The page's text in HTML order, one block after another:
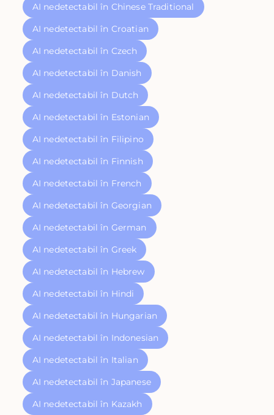
AI nedetectabil în Chinese Traditional
AI nedetectabil în Croatian
AI nedetectabil în Czech
AI nedetectabil în Danish
AI nedetectabil în Dutch
AI nedetectabil în Estonian
AI nedetectabil în Filipino
AI nedetectabil în Finnish
AI nedetectabil în French
AI nedetectabil în Georgian
AI nedetectabil în German
AI nedetectabil în Greek
AI nedetectabil în Hebrew
AI nedetectabil în Hindi
AI nedetectabil în Hungarian
AI nedetectabil în Indonesian
AI nedetectabil în Italian
AI nedetectabil în Japanese
AI nedetectabil în Kazakh